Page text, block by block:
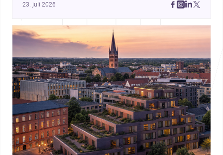
Amman, these projects show how architecture adapts to
23. juli 2026